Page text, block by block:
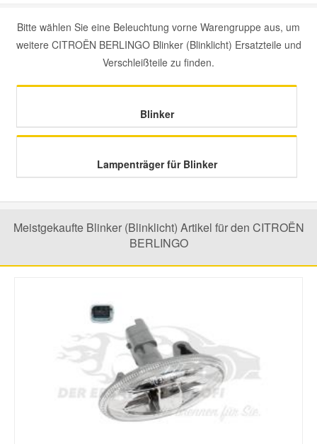
Bitte wählen Sie eine Beleuchtung vorne Warengruppe aus, um
weitere CITROËN BERLINGO Blinker (Blinklicht) Ersatzteile und
Verschleißteile zu finden.
Blinker
Lampenträger für Blinker
Meistgekaufte Blinker (Blinklicht) Artikel für den CITROËN
BERLINGO
Nissan Ersatzteile
Porsche Ersatzteile
Suzuki Ersatzteile
Toyota Ersatzteile
Vauxhall Ersatzteile
Volvo Ersatzteile